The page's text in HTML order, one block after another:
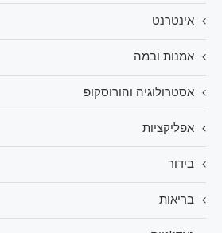
אינטרנט
אמנות ובמה
אסטרולוגיה והורוסקופ
אפליקציות
בידור
בריאות